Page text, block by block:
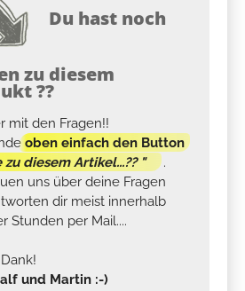
Du hast noch
zu diesem
??
mit den Fragen!!
oben einfach den Button
zu diesem Artikel...?? "
.
uns über deine Fragen
dir meist innerhalb
Stunden per Mail....
und Martin :-)